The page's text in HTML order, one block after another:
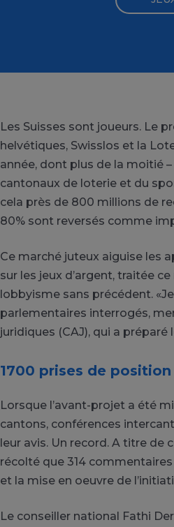
Les Suisses sont joueurs. Le
helvétiques, Swisslos et la
année, dont plus de la moitié
cantonaux de loterie et du
cela près de 800 millions de
80% sont reversés comme
Ce marché juteux aiguise les
sur les jeux d’argent, traitée
lobbyisme sans précédent.
parlementaires interrogés,
juridiques (CAJ), qui a préparé
1700 prises de position
Lorsque l’avant-projet a été
cantons, conférences
leur avis. Un record. A titre de
récolté que 314
et la mise en oeuvre de
Le conseiller national Fathi